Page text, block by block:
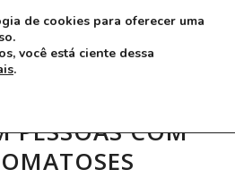
PESSOAS COM
de cookies para oferecer uma
você está ciente dessa
.